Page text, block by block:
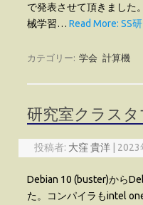
で発表させて頂きました
械学習… Read More: SS
カテゴリー: 学会 計算機
研究室クラス
投稿者: 大窪 貴洋 2023
Debian 10 (buster)から
た。コンパイラもintel